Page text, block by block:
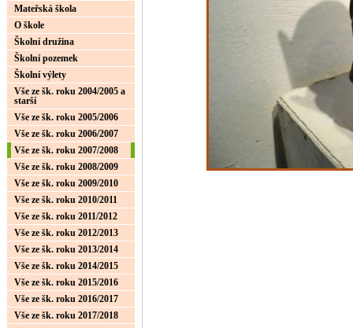
Mateřská škola
O škole
Školní družina
Školní pozemek
Školní výlety
Vše ze šk. roku 2004/2005 a
starší
Vše ze šk. roku 2005/2006
Vše ze šk. roku 2006/2007
Vše ze šk. roku 2007/2008
Vše ze šk. roku 2008/2009
Vše ze šk. roku 2009/2010
Vše ze šk. roku 2010/2011
Vše ze šk. roku 2011/2012
Vše ze šk. roku 2012/2013
Vše ze šk. roku 2013/2014
Vše ze šk. roku 2014/2015
Vše ze šk. roku 2015/2016
Vše ze šk. roku 2016/2017
Vše ze šk. roku 2017/2018